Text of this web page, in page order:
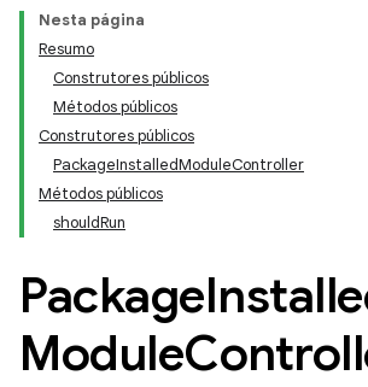
Nesta página
Resumo
Construtores públicos
Métodos públicos
Construtores públicos
PackageInstalledModuleController
Métodos públicos
shouldRun
Package
Module